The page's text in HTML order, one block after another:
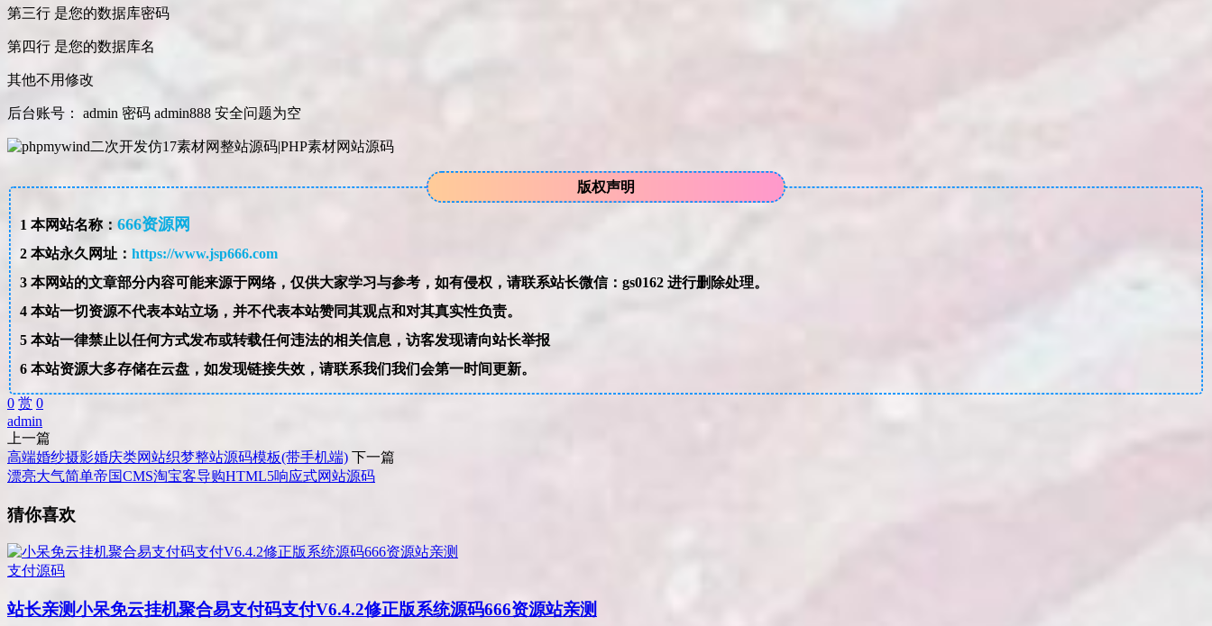
第三行 是您的数据库密码
第四行 是您的数据库名
其他不用修改
后台账号： admin 密码 admin888 安全问题为空
版权声明
1 本网站名称： 666资源网
2本站永久网址： https://www.jsp666.com
3
本网站的文章部分内容可能来源于网络，仅供大家学习与参考，如有侵权，请联系站长微信：gs0162 进行删除处理。
4本站一切资源不代表本站立场，并不代表本站赞同其观点和对其真实性负责。
5本站一律禁止以任何方式发布或转载任何违法的相关信息，访客发现请向站长举报
6本站资源大多存储在云盘，如发现链接失效，请联系我们我们会第一时间更新。
0 赏 0
admin
上一篇
高端婚纱摄影婚庆类网站织梦整站源码模板(带手机端) 下一篇
漂亮大气简单帝国CMS淘宝客导购HTML5响应式网站源码
猜你喜欢
支付源码
站长亲测小呆免云挂机聚合易支付码支付V6.4.2修正版系统源码666资源站亲测